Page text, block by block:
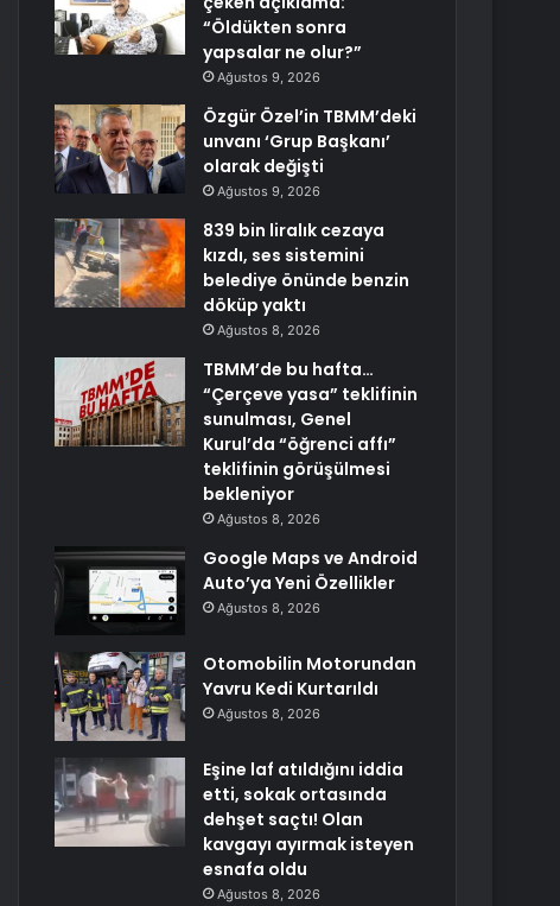
“Öldükten sonra
yapsalar ne olur?”
Ağustos 9, 2026
Özgür Özel’in TBMM’deki
unvanı ‘Grup Başkanı’
olarak değişti
Ağustos 9, 2026
839 bin liralık cezaya
kızdı, ses sistemini
belediye önünde benzin
döküp yaktı
Ağustos 8, 2026
TBMM’de bu hafta…
“Çerçeve yasa” teklifinin
sunulması, Genel
Kurul’da “öğrenci affı”
teklifinin görüşülmesi
bekleniyor
Ağustos 8, 2026
Google Maps ve Android
Auto’ya Yeni Özellikler
Ağustos 8, 2026
Otomobilin Motorundan
Yavru Kedi Kurtarıldı
Ağustos 8, 2026
Eşine laf atıldığını iddia
etti, sokak ortasında
dehşet saçtı! Olan
kavgayı ayırmak isteyen
esnafa oldu
Ağustos 8, 2026